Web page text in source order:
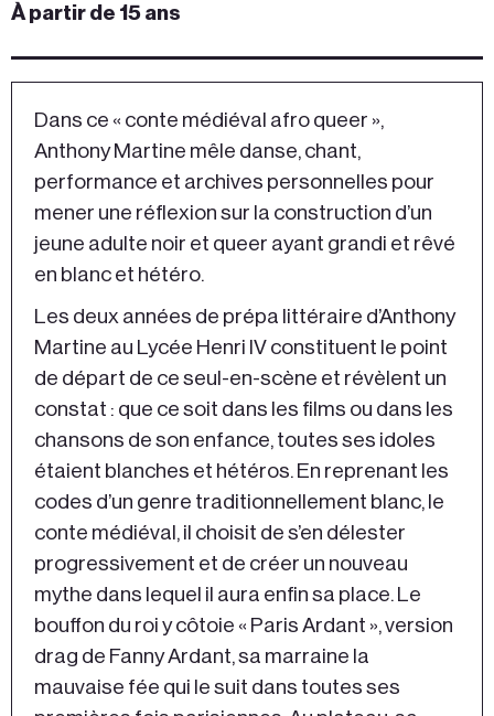
À partir de 15 ans
Dans ce « conte médiéval afro queer »,
Anthony Martine mêle danse, chant,
performance et archives personnelles pour
mener une réflexion sur la construction d’un
jeune adulte noir et queer ayant grandi et rêvé
en blanc et hétéro.
Les deux années de prépa littéraire d’Anthony
Martine au Lycée Henri IV constituent le point
de départ de ce seul-en-scène et révèlent un
constat : que ce soit dans les films ou dans les
chansons de son enfance, toutes ses idoles
étaient blanches et hétéros. En reprenant les
codes d’un genre traditionnellement blanc, le
conte médiéval, il choisit de s’en délester
progressivement et de créer un nouveau
mythe dans lequel il aura enfin sa place. Le
bouffon du roi y côtoie « Paris Ardant », version
drag de Fanny Ardant, sa marraine la
mauvaise fée qui le suit dans toutes ses